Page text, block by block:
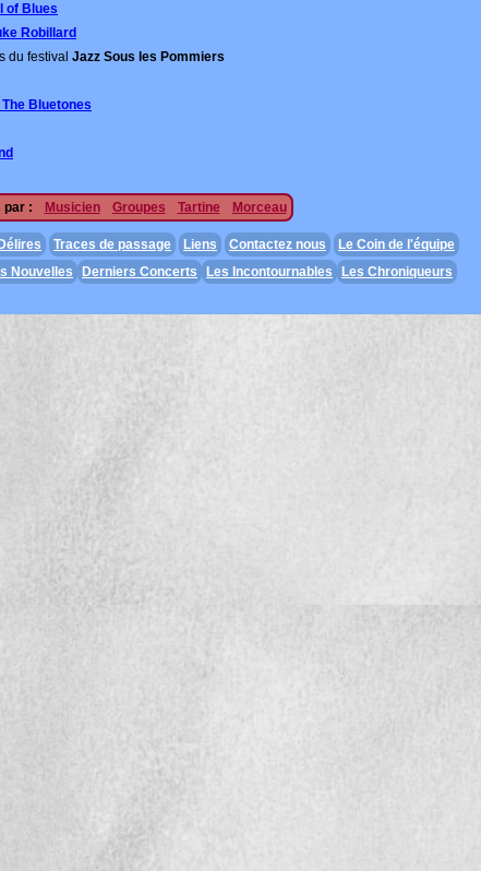
of Blues
Robillard
du festival Jazz Sous les Pommiers
Bluetones
par : Musicien Groupes Tartine Morceau
Délires Traces de passage Liens Contactez nous
Le Coin de l'équipe
Nouvelles Derniers Concerts Les Incontournables Les Chroniqueurs